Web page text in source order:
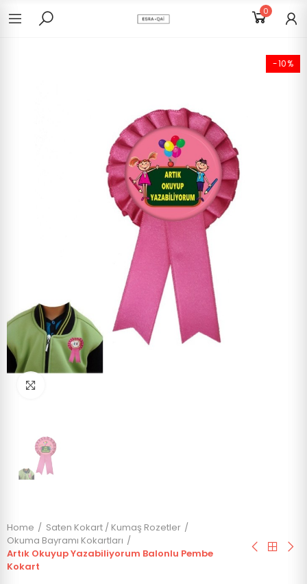
0
-10%
Home
Saten Kokart / Kumaş Rozetler
Okuma Bayramı Kokartları
Artık Okuyup Yazabiliyorum Balonlu Pembe
Kokart